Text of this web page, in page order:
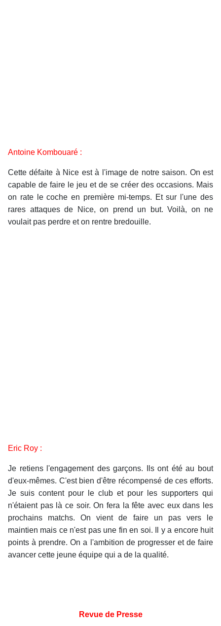
Antoine Kombouaré :
Cette défaite à Nice est à l'image de notre saison. On est
capable de faire le jeu et de se créer des occasions. Mais
on rate le coche en première mi-temps. Et sur l'une des
rares attaques de Nice, on prend un but. Voilà, on ne
voulait pas perdre et on rentre bredouille.
Eric Roy :
Je retiens l'engagement des garçons. Ils ont été au bout
d'eux-mêmes. C'est bien d'être récompensé de ces efforts.
Je suis content pour le club et pour les supporters qui
n'étaient pas là ce soir. On fera la fête avec eux dans les
prochains matchs. On vient de faire un pas vers le
maintien mais ce n'est pas une fin en soi. Il y a encore huit
points à prendre. On a l'ambition de progresser et de faire
avancer cette jeune équipe qui a de la qualité.
Revue de Presse